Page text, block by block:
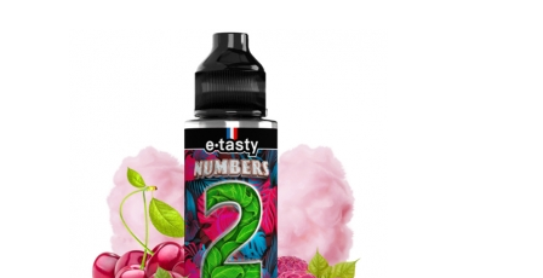
Les cartouches
pour pods